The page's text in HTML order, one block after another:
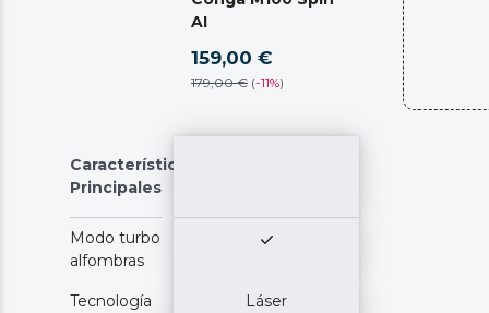
AI
159,00 €
179,00 € (-11%)
Características
Principales
Modo turbo
alfombras
Tecnología
Láser